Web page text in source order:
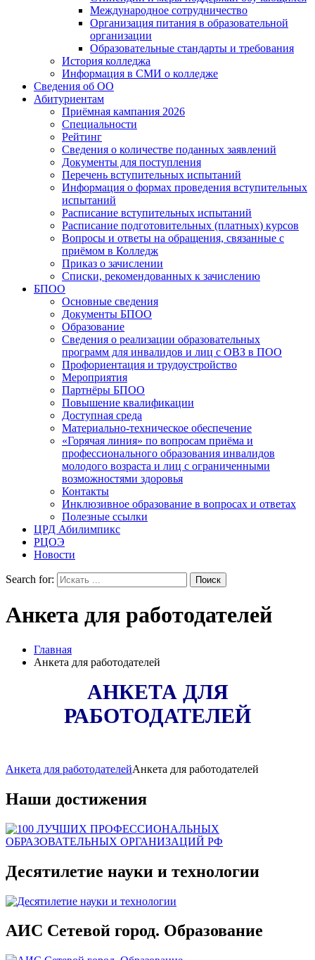
Международное сотрудничество
Организация питания в образовательной
организации
Образовательные стандарты и требования
История колледжа
Информация в СМИ о колледже
Сведения об ОО
Абитуриентам
Приёмная кампания 2026
Специальности
Рейтинг
Сведения о количестве поданных заявлений
Документы для поступления
Перечень вступительных испытаний
Информация о формах проведения вступительных
испытаний
Расписание вступительных испытаний
Расписание подготовительных (платных) курсов
Вопросы и ответы на обращения, связанные с
приёмом в Колледж
Приказ о зачислении
Списки, рекомендованных к зачислению
БПОО
Основные сведения
Документы БПОО
Образование
Сведения о реализации образовательных
программ для инвалидов и лиц с ОВЗ в ПОО
Профориентация и трудоустройство
Мероприятия
Партнёры БПОО
Повышение квалификации
Доступная среда
Материально-техническое обеспечение
«Горячая линия» по вопросам приёма и
профессионального образования инвалидов
молодого возраста и лиц с ограниченными
возможностями здоровья
Контакты
Инклюзивное образование в вопросах и ответах
Полезные ссылки
ЦРД Абилимпикс
РЦОЭ
Новости
Search for:
Анкета для работодателей
Главная
Анкета для работодателей
АНКЕТА ДЛЯ
РАБОТОДАТЕЛЕЙ
Анкета для работодателейАнкета для работодателей
Наши достижения
Десятилетие науки и технологии
АИС Сетевой город. Образование